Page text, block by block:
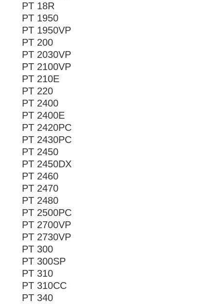
PT 18R
PT 1950
PT 1950VP
PT 200
PT 2030VP
PT 2100VP
PT 210E
PT 220
PT 2400
PT 2400E
PT 2420PC
PT 2430PC
PT 2450
PT 2450DX
PT 2460
PT 2470
PT 2480
PT 2500PC
PT 2700VP
PT 2730VP
PT 300
PT 300SP
PT 310
PT 310CC
PT 340